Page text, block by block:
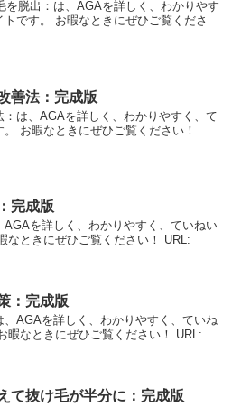
を脱出：は、AGAを詳しく、わかりやす
です。 お暇なときにぜひご覧くださ
善法：完成版
は、AGAを詳しく、わかりやすく、て
お暇なときにぜひご覧ください！
完成版
を詳しく、わかりやすく、ていねい
なときにぜひご覧ください！ URL:
：完成版
AGAを詳しく、わかりやすく、ていね
暇なときにぜひご覧ください！ URL:
て抜け毛が半分に：完成版